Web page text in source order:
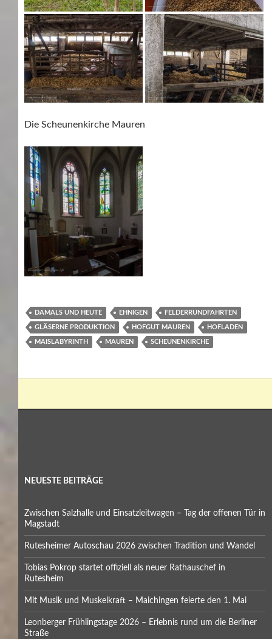
Die Scheunenkirche Mauren
DAMALS UND HEUTE EHNIGEN FELDERRUNDFAHRTEN
GLÄSERNE PRODUKTION HOFGUT MAUREN HOFLADEN
MAISLABYRINTH MAUREN SCHEUNENKIRCHE
NEUESTE BEITRÄGE
Zwischen Salzhalle und Einsatzleitwagen – Tag der offenen Tür in
Magstadt
Rutesheimer Autoschau 2026 zwischen Tradition und Wandel
Tobias Pokrop startet offiziell als neuer Rathauschef in
Rutesheim
Mit Musik und Muskelkraft – Maichingen feierte den 1. Mai
Leonberger Frühlingstage 2026 – Erlebnis rund um die Berliner
Straße